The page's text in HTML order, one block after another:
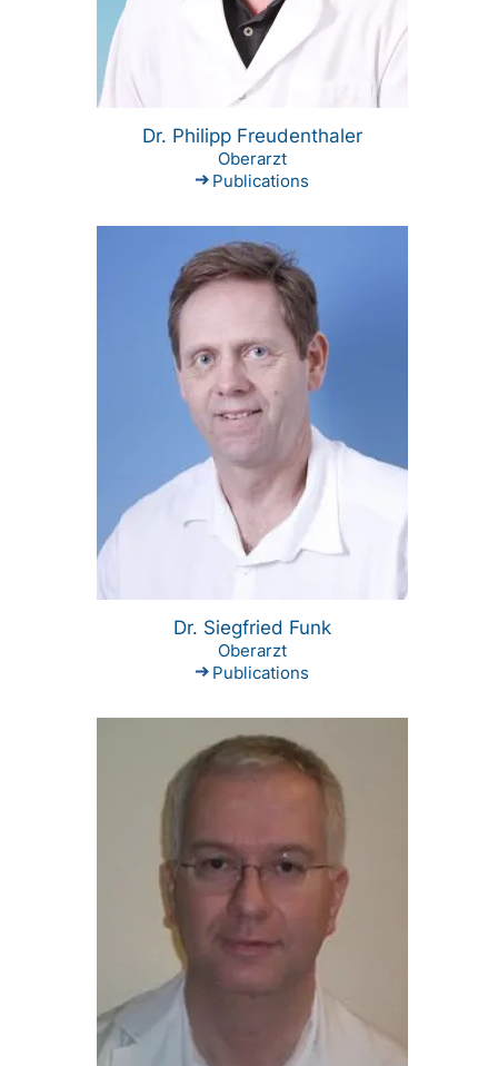
Dr. Philipp Freudenthaler
Oberarzt
Publications
Dr. Siegfried Funk
Oberarzt
Publications